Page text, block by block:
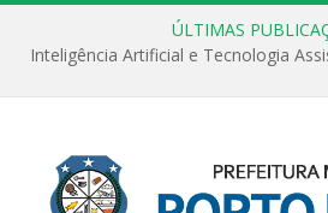
ÚLTIMAS